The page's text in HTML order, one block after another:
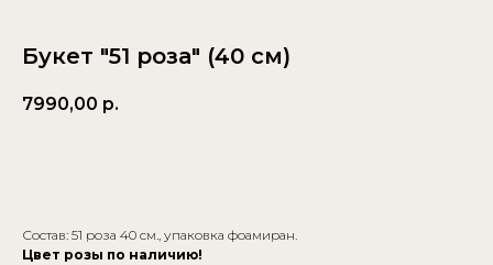
Букет "51 роза" (40 см)
7990,00 р.
Состав: 51 роза 40 см., упаковка фоамиран.
Цвет розы по наличию!